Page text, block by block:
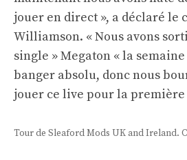
jouer en direct », a déclaré le
Williamson. « Nous avons
single » Megaton « la
banger absolu, donc nous
jouer ce live pour la première
Tour de Sleaford Mods UK and Ireland.